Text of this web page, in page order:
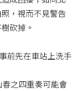
，視而不見警告
砍掉。
前先在車站上洗手
之四重奏可能會